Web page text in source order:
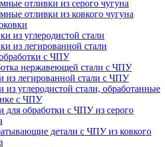
отливки из серого чугуна
отливки из ковкого чугуна
из углеродистой стали
из легированной стали
с ЧПУ
нержавеющей стали с ЧПУ
из легированной стали с ЧПУ
из углеродистой стали, обработанные
с ЧПУ
для обработки с ЧПУ из серого
детали с ЧПУ из ковкого